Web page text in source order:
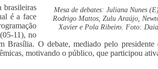
Mesa de debates: Juliana Nunes
Rodrigo Mattos, Zulu Araújo,
Xavier e Pola Ribeiro. Foto:
brasileiras
é a face
11), no
Brasília. O debate, mediado pelo presidente
motivando o público, que participou